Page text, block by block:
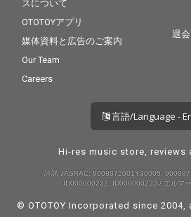
スについて
OTOTOYアプリ
媒体資料と広告のご案内
Our Team
Careers
退会
言語/Language -
Hi-res music store, reviews
許諾 JASRAC: 9008872001Y30005,
ID000000232, ID000000233 / エルマ
© OTOTOY Incorporated since 2004,